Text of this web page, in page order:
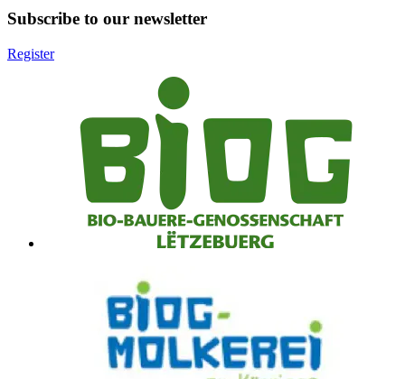
Subscribe to our newsletter
Register